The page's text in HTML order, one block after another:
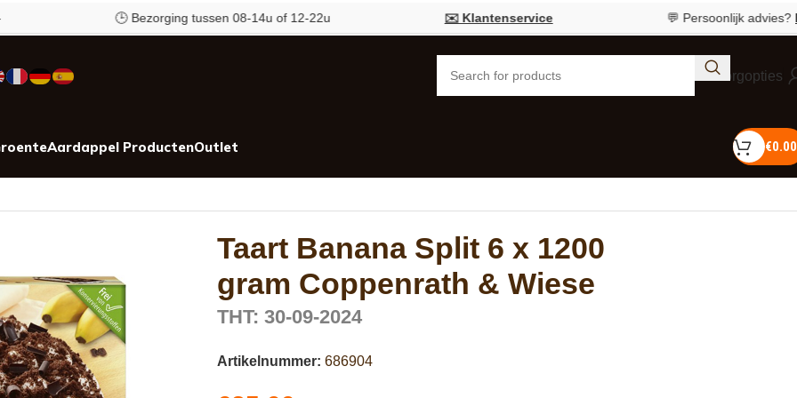
🕒 Bezorging tussen 08-14u of 12-22u ✉️ Klantenservice 💬 Persoonlijk advies?Bel 055
Bezorgopties
Aardappel ProductenOutlet €0.00
Taart Banana Split 6 x 1200
gram Coppenrath & Wiese
THT: 30-09-2024
Artikelnummer: 686904